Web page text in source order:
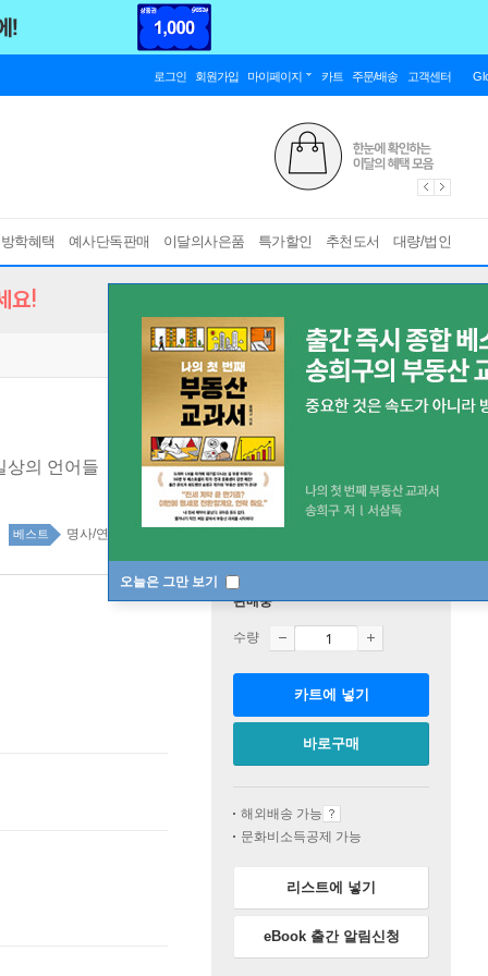
로그인 회원가입 마이페이지 카트 주문/배송 고객센터
학혜택 예사단독판매 이달의사은품 특가할인 추천도서 대량/법인
오늘은 그만 보기
요!
상의 언어들
베스트 명사/연예인 에세이 29위
판매중
수량
카트에 넣기
바로구매
해외배송 가능
문화비소득공제 가능
리스트에 넣기
eBook 출간 알림신청